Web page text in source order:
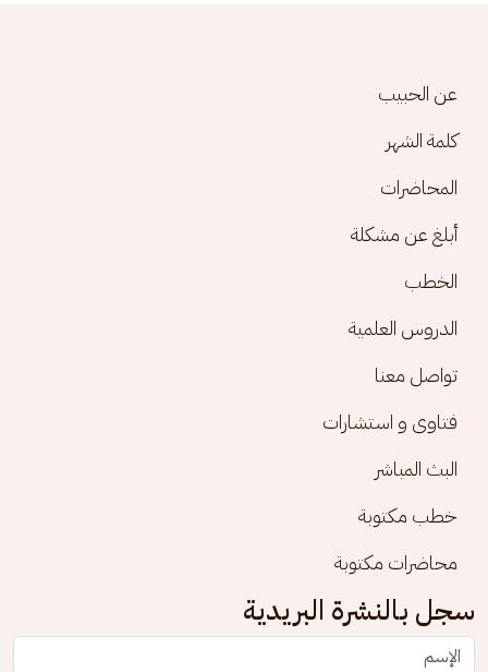
Footer menu
عن الحبيب
كلمة الشهر
المحاضرات
أبلغ عن مشكلة
الخطب
الدروس العلمية
تواصل معنا
فتاوى و استشارات
البث المباشر
خطب مكتوبة
محاضرات مكتوبة
سجل بالنشرة البريدية